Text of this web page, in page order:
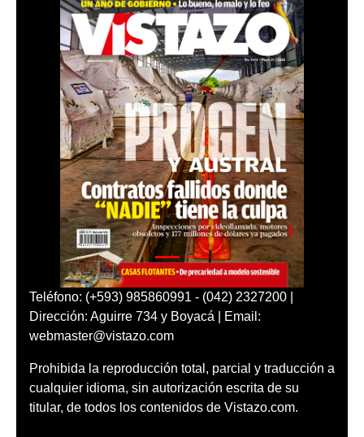
Teléfono: (+593) 985860991 - (042) 2327200 |
Dirección: Aguirre 734 y Boyacá | Email:
webmaster@vistazo.com
Prohibida la reproducción total, parcial y traducción a
cualquier idioma, sin autorización escrita de su
titular, de todos los contenidos de Vistazo.com.